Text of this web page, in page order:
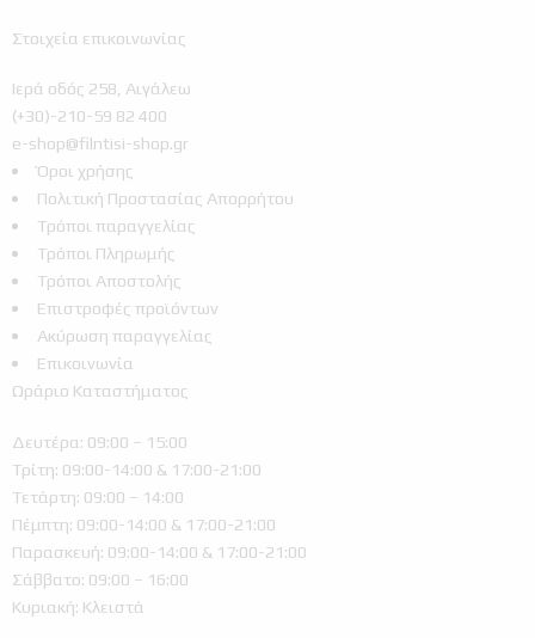
Στοιχεία επικοινωνίας
Ιερά οδός 258, Αιγάλεω
(+30)-210-59 82 400
e-shop@filntisi-shop.gr
Όροι χρήσης
Πολιτική Προστασίας Απορρήτου
Τρόποι παραγγελίας
Τρόποι Πληρωμής
Τρόποι Αποστολής
Επιστροφές προϊόντων
Ακύρωση παραγγελίας
Επικοινωνία
Ωράριο Καταστήματος
Δευτέρα: 09:00 – 15:00
Τρίτη: 09:00-14:00 & 17:00-21:00
Τετάρτη: 09:00 – 14:00
Πέμπτη: 09:00-14:00 & 17:00-21:00
Παρασκευή: 09:00-14:00 & 17:00-21:00
Σάββατο: 09:00 – 16:00
Κυριακή: Κλειστά